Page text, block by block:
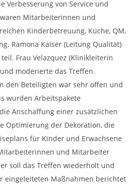
Verbesserung von Service und
Mitarbeiterinnen und
Kinderbetreuung, Küche, QM,
Ramona Kaiser (Leitung Qualität)
Frau Velazquez (Klinikleiterin
moderierte das Treffen.
den Beteiligten war sehr offen und
wurden Arbeitspakete
Anschaffung einer zusätzlichen
Optimierung der Dekoration, die
für Kinder und Erwachsene
und Mitarbeiter
soll das Treffen wiederholt und
eingeleiteten Maßnahmen berichtet